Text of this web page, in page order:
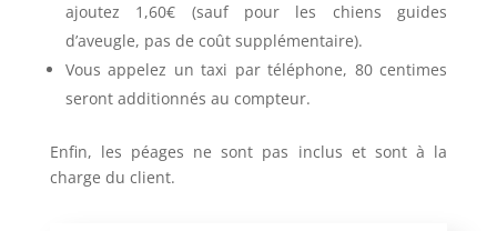
ajoutez 1,60€ (sauf pour les chiens guides
d’aveugle, pas de coût supplémentaire).
Vous appelez un taxi par téléphone, 80 centimes
seront additionnés au compteur.
Enfin, les péages ne sont pas inclus et sont à la
charge du client.